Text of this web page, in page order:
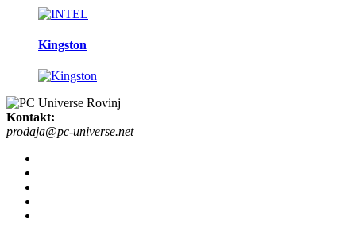
Kingston
Kontakt:
prodaja@pc-universe.net